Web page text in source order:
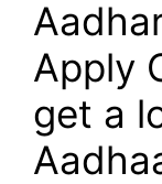
Apply
get a